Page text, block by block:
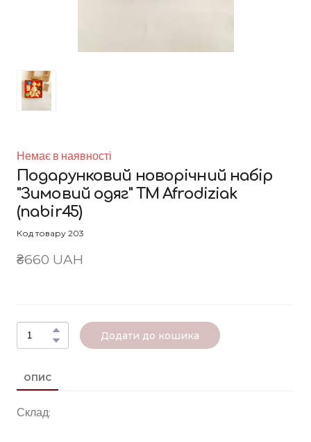
Немає в наявності
Подарунковий новорічний набір
"Зимовий одяг" ТМ Afrodiziak
(nabir45)
Код товару 203
₴660 UAH
Додати до кошика
ОПИС
Склад: